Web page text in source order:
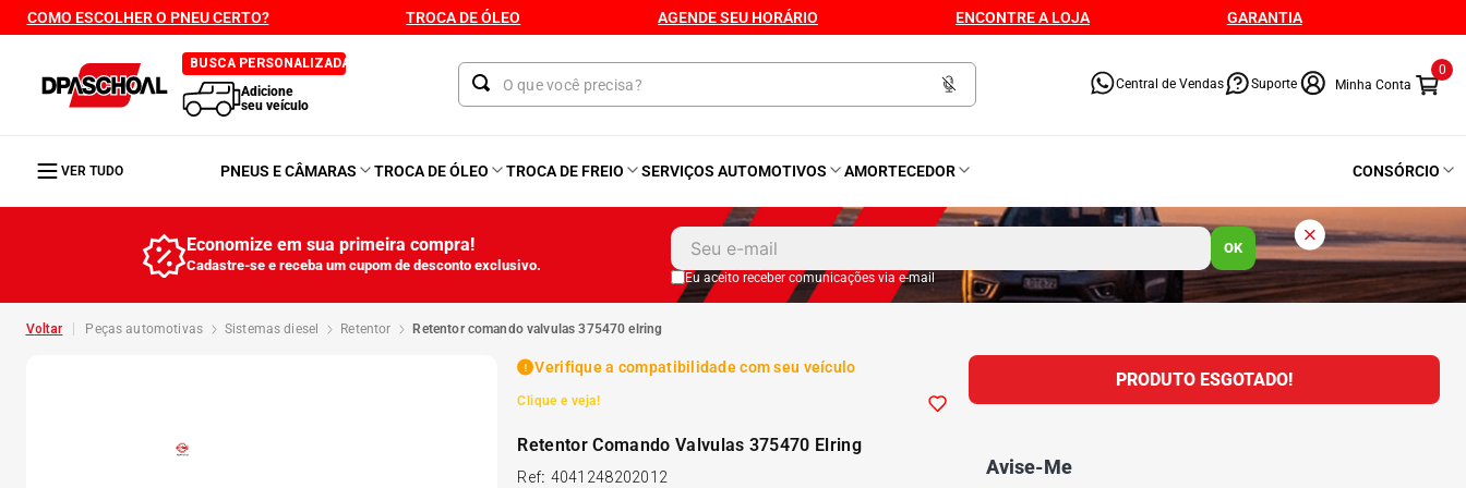
COMO ESCOLHER O PNEU CERTO? TROCA DE ÓLEO AGENDE SEU HORÁRIO ENCONTRE A LOJA GARANTIA
BUSCA PERSONALIZADA
Adicione
seu veículo
Central de Vendas Suporte
0
VER TUDO PNEUS E CÂMARAS TROCA DE ÓLEO TROCA DE FREIO SERVIÇOS AUTOMOTIVOS AMORTECEDOR CONSÓRCIO
Economize em sua primeira compra!
Cadastre-se e receba um cupom de desconto exclusivo.
OK
Eu aceito receber comunicações via e-mail
peças automotivas sistemas diesel retentor retentor comando valvulas 375470 elring
Verifique a compatibilidade com seu veículo
Clique e veja!
Retentor Comando Valvulas 375470 Elring
Ref: 4041248202012
PRODUTO ESGOTADO!
Avise-Me
1º Kit 4 Pneu
2º Bproauto
3º Kit Pneu
175 65r14
175 70r14